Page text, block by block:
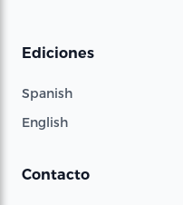
Ediciones
Spanish
English
Contacto